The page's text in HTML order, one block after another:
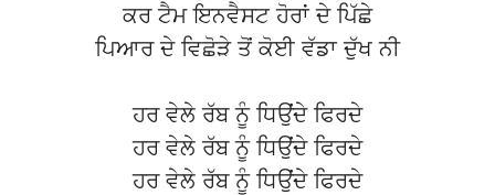
ਕਰ ਟੈਮ ਇਨਵੈਸਟ ਹੋਰਾਂ ਦੇ ਪਿੱਛੇ
ਪਿਆਰ ਦੇ ਵਿਛੋੜੇ ਤੋਂ ਕੋਈ ਵੱਡਾ ਦੁੱਖ ਨੀ
ਹਰ ਵੇਲੇ ਰੱਬ ਨੂੰ ਧਿਉਂਦੇ ਫਿਰਦੇ
ਹਰ ਵੇਲੇ ਰੱਬ ਨੂੰ ਧਿਉਂਦੇ ਫਿਰਦੇ
ਹਰ ਵੇਲੇ ਰੱਬ ਨੂੰ ਧਿਉਂਦੇ ਫਿਰਦੇ